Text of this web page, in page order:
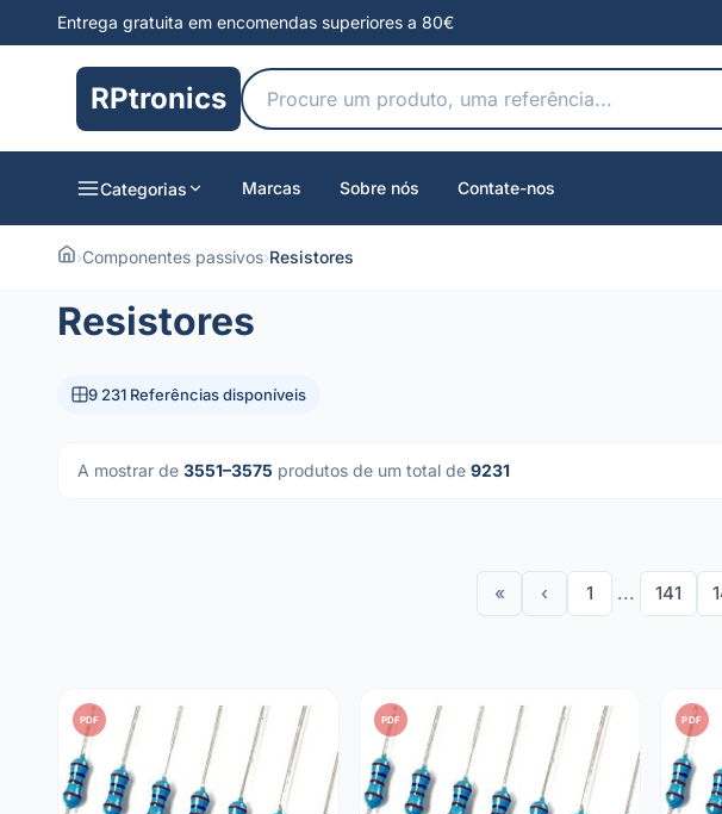
Entrega gratuita em encomendas superiores a 80€
RPtronics
Categorias Marcas Sobre nós Contate-nos
›Componentes passivos›Resistores
Resistores
9 231 Referências disponíveis
A mostrar de 3551–3575 produtos de um total de 9231
« ‹ 1 ... 141
PDF PDF PDF